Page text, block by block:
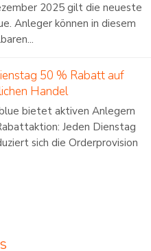
2025 gilt die neueste
Anleger können in diesem
50 % Rabatt auf
Handel
bietet aktiven Anlegern
Jeden Dienstag
sich die Orderprovision